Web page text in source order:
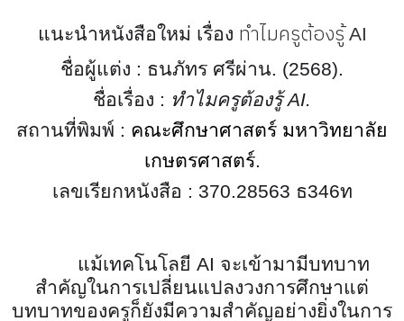
แนะนำหนังสือใหม่ เรื่อง ทำไมครูต้องรู้AI
ชื่อผู้แต่ง : ธนภัทร ศรีผ่าน. (2568).
ชื่อเรื่อง : ทำไมครูต้องรู้AI.
สถานที่พิมพ์ : คณะศึกษาศาสตร์ มหาวิทยาลัย
เกษตรศาสตร์.
เลขเรียกหนังสือ : 370.28563 ธ346ท
แม้เทคโนโลยี AI จะเข้ามามีบทบาท
สำคัญในการเปลี่ยนแปลงวงการศึกษาแต่
บทบาทของครูก็ยังมีความสำคัญอย่างยิ่งในการ